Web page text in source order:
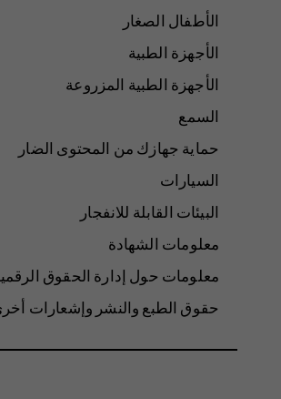
الأطفال الصغار
الأجهزة الطبية
الأجهزة الطبية المزروعة
السمع
حماية جهازك من المحتوى الضار
السيارات
البيئات القابلة للانفجار
معلومات الشهادة
معلومات حول إدارة الحقوق
حقوق الطبع والنشر وإشعارات